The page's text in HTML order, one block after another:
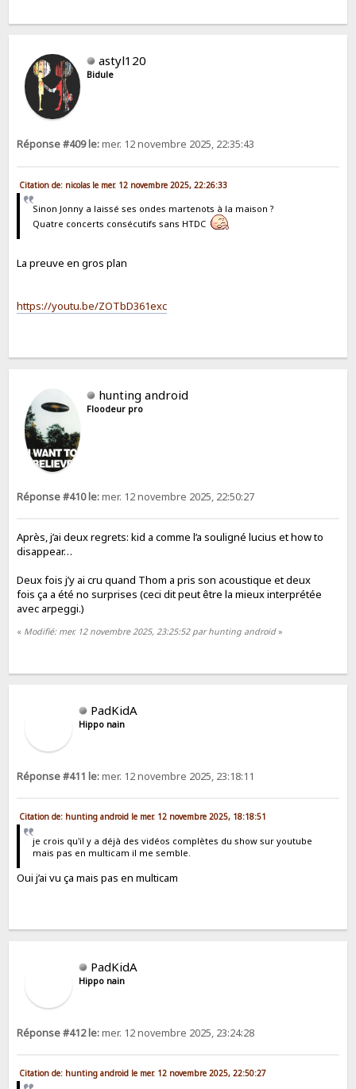
astyl120
Bidule
Réponse #409 le:mer. 12 novembre 2025, 22:35:43
Citation de: nicolas le mer. 12 novembre 2025, 22:26:33
Sinon Jonny a laissé ses ondes martenots à la maison ?
Quatre concerts consécutifs sans HTDC
La preuve en gros plan
https://youtu.be/ZOTbD361exc
hunting android
Floodeur pro
Réponse #410 le:mer. 12 novembre 2025, 22:50:27
Après, j’ai deux regrets: kid a comme l’a souligné lucius et how to
disappear…
Deux fois j’y ai cru quand Thom a pris son acoustique et deux
fois ça a été no surprises (ceci dit peut être la mieux interprétée
avec arpeggi.)
« Modifié: mer. 12 novembre 2025, 23:25:52 par hunting android»
PadKidA
Hippo nain
Réponse #411 le:mer. 12 novembre 2025, 23:18:11
Citation de: hunting android le mer. 12 novembre 2025, 18:18:51
je crois qu'il y a déjà des vidéos complètes du show sur youtube
mais pas en multicam il me semble.
Oui j’ai vu ça mais pas en multicam
PadKidA
Hippo nain
Réponse #412 le:mer. 12 novembre 2025, 23:24:28
Citation de: hunting android le mer. 12 novembre 2025, 22:50:27